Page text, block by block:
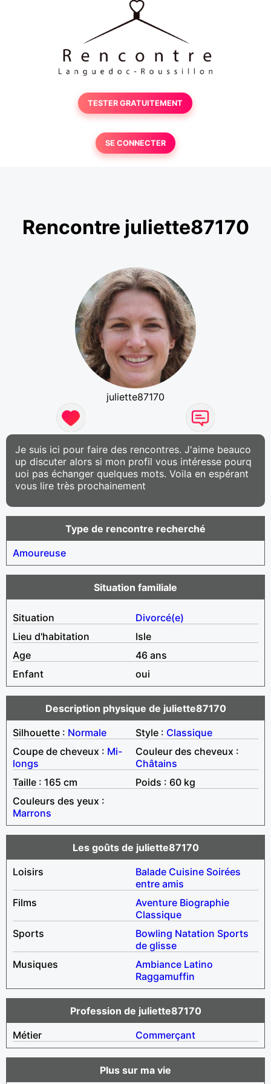
TESTER GRATUITEMENT
SE CONNECTER
Rencontre juliette87170
juliette87170
Je suis ici pour faire des rencontres. J'aime beauco
up discuter alors si mon profil vous intéresse pourq
uoi pas échanger quelques mots. Voila en espérant
vous lire très prochainement
Type de rencontre recherché
Amoureuse
Situation familiale
Situation
Divorcé(e)
Lieu d'habitation
Isle
Age
46 ans
Enfant
oui
Description physique de juliette87170
Silhouette : Normale Style : Classique
Coupe de cheveux : Mi-
longs
Couleur des cheveux :
Châtains
Taille : 165 cm
Poids : 60 kg
Couleurs des yeux :
Marrons
Les goûts de juliette87170
Loisirs
Balade Cuisine Soirées
entre amis
Films
Aventure Biographie
Classique
Sports
Bowling Natation Sports
de glisse
Musiques
Ambiance Latino
Raggamuffin
Profession de juliette87170
Métier
Commerçant
Plus sur ma vie